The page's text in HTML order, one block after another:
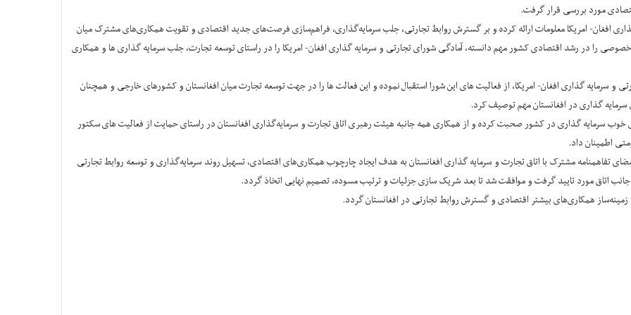
مورد بررسی قرار گرفت.
گذاری افغان- امریکا معلومات ارائه کرده و بر گسترش روابط تجارتی، جلب سرمایه‌گذاری، فراهم‌سازی فرصت‌های جدید اقتصادی و تقویت همکاری‌های مشترک میان
را در رشد اقتصادی کشور مهم دانسته، آمادگی شورای تجارتی و سرمایه گذاری افغان- امریکا را در راستای توسعه تجارت، جلب سرمایه گذاری ها و همکاری
سرمایه گذاری افغان- امریکا، از فعالیت های این شورا استقبال نموده و این فعالت ها را در جهت توسعه تجارت میان افغانستان و کشورهای خارجی و همچنان
سرمایه گذاری در افغانستان مهم توصیف کرد.
سرمایه گذاری در کشور صحبت کرده و از همکاری همه جانبه هیئت رهبری اتاق تجارت و سرمایه‌گذاری افغانستان در راستای حمایت از فعالیت های سکتور
اطمینان داد.
تفاهمنامه مشترک با اتاق تجارت و سرمایه گذاری افغانستان به هدف ایجاد چارچوب همکاری‌های اقتصادی، تسهیل روند سرمایه‌گذاری و توسعه روابط تجارتی
جانب اتاق مورد تایید گرفت و موافقت شد تا بعد شریک سازی جزئیات و ترتیب مسوده، تصمیم نهایی اتخاذ گردد.
زمینه‌ساز همکاری‌های بیشتر اقتصادی و گسترش روابط تجارتی در افغانستان گردد.